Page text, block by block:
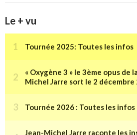
Le + vu